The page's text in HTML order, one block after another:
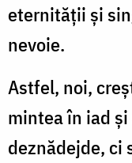
eternității și
nevoie.
Astfel, noi,
mintea în iad
deznădejde, ci